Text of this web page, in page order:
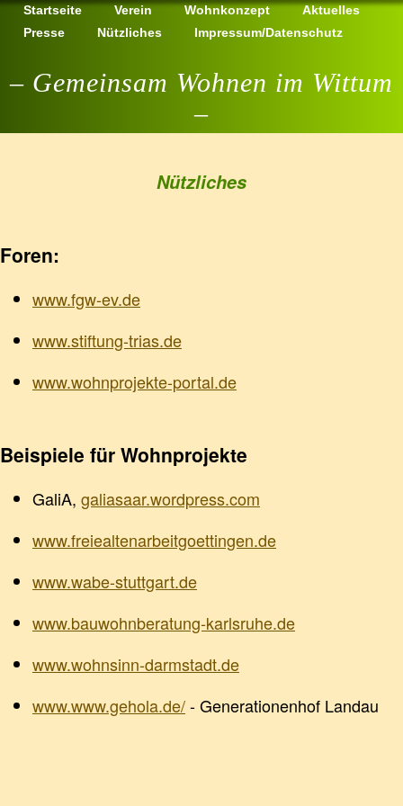
Startseite Verein Wohnkonzept
Aktuelles
Presse
Nützliches Impressum/Datenschutz
– Gemeinsam Wohnen im Wittum
–
Nützliches
Foren:
www.fgw-ev.de
www.stiftung-trias.de
www.wohnprojekte-portal.de
Beispiele für Wohnprojekte
GaliA, galiasaar.wordpress.com
www.freiealtenarbeitgoettingen.de
www.wabe-stuttgart.de
www.bauwohnberatung-karlsruhe.de
www.wohnsinn-darmstadt.de
www.www.gehola.de/- Generationenhof Landau